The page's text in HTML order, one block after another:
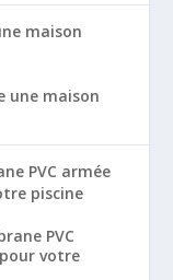
maison
PVC armée
piscine